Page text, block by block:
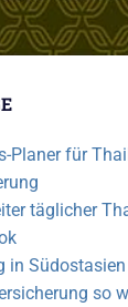
Planer für
täglicher
in
so